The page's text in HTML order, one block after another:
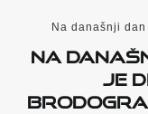
Na današnji dan
Na
je